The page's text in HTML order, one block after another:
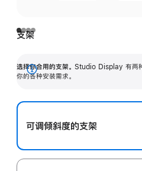
支架
选择你合用的支架。 Studio Display 有两种
你的各种安装需求。
展
可调倾斜度的支架